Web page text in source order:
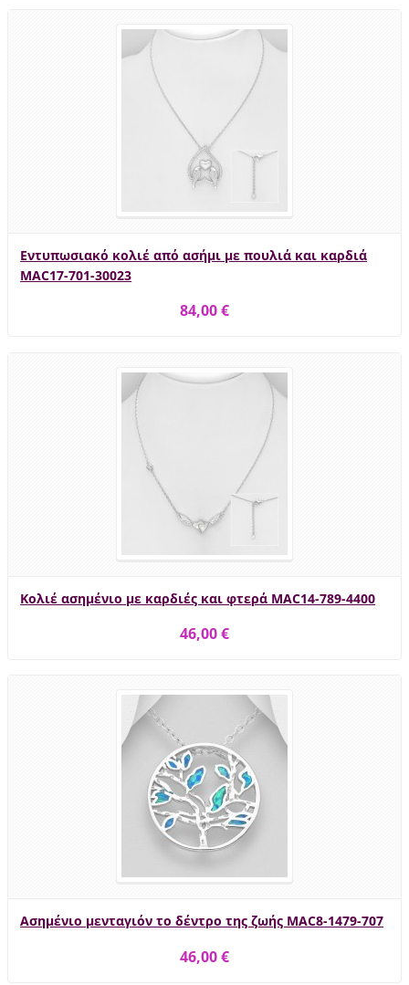
Εντυπωσιακό κολιέ από ασήμι με πουλιά και καρδιά
MAC17-701-30023
84,00 €
Κολιέ ασημένιο με καρδιές και φτερά MAC14-789-4400
46,00 €
Ασημένιο μενταγιόν το δέντρο της ζωής MAC8-1479-707
46,00 €